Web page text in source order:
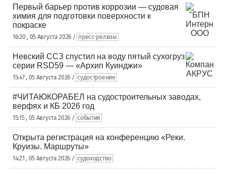
Первый барьер против коррозии — судовая
химия для подготовки поверхности к
покраске
16:20 , 05 Августа 2026 / пресс-релизы
Невский ССЗ спустил на воду пятый сухогруз
серии RSD59 — «Архип Куинджи»
15:47 , 05 Августа 2026 / судостроение
#ЧИТАЮКОРАБЕЛ на судостроительных заводах,
верфях и КБ 2026 год
15:15 , 05 Августа 2026 / события
Открыта регистрация на конференцию «Реки.
Круизы. Маршруты»
14:21 , 05 Августа 2026 / судоходство